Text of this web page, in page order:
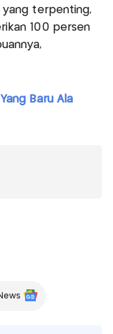
yang terpenting,
100 persen
Baru Ala